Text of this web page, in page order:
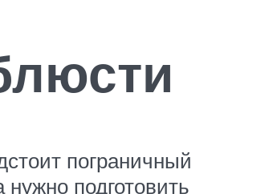
пограничный
подготовить